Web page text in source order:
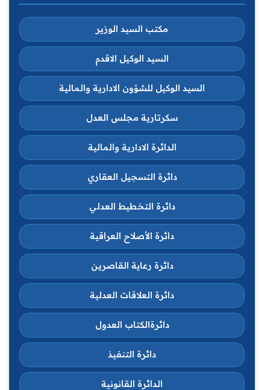
مكتب السيد الوزير
السيد الوكيل الاقدم
السيد الوكيل للشؤون الادارية والمالية
سكرتارية مجلس العدل
الدائرة الادارية والمالية
دائرة التسجيل العقاري
دائرة التخطيط العدلي
دائرة الأصلاح العراقية
دائرة رعاية القاصرين
دائرة العلاقات العدلية
دائرةالكتاب العدول
دائرة التنفيذ
الدائرة القانونية